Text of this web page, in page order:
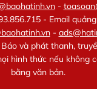
-
- Email
-
và phát thanh,
hình thức nếu không
bằng văn bản.